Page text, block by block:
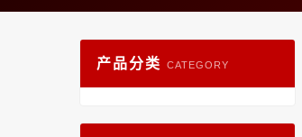
产品分类 CATEGORY